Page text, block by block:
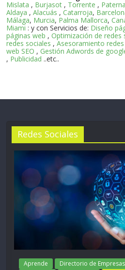
Mislata , Burjasot , Torrente , Paterna
Aldaya ,Alacuás ,Catarroja,
Málaga, Murcia, Palma Mallorca,
Miami : y con Servicios de: Diseño
páginas web ,Optimización de redes
redes sociales ,Asesoramiento
web SEO , Gestión Adwords de
, Publicidad ..etc..
Redes Sociales
Aprende
Directorio de